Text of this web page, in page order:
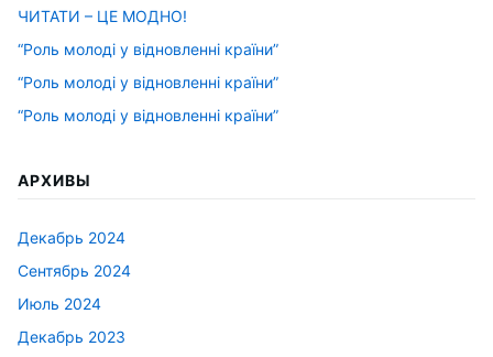
ЧИТАТИ – ЦЕ МОДНО!
“Роль молоді у відновленні країни”
“Роль молоді у відновленні країни”
“Роль молоді у відновленні країни”
АРХИВЫ
Декабрь 2024
Сентябрь 2024
Июль 2024
Декабрь 2023